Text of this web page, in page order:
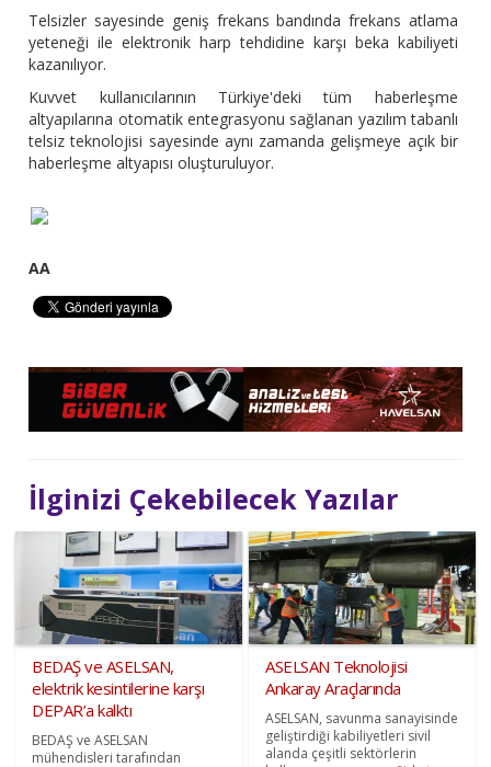
Telsizler sayesinde geniş frekans bandında frekans atlama
yeteneği ile elektronik harp tehdidine karşı beka kabiliyeti
kazanılıyor.
Kuvvet kullanıcılarının Türkiye'deki tüm haberleşme
altyapılarına otomatik entegrasyonu sağlanan yazılım tabanlı
telsiz teknolojisi sayesinde aynı zamanda gelişmeye açık bir
haberleşme altyapısı oluşturuluyor.
AA
İlginizi Çekebilecek Yazılar
BEDAŞ ve ASELSAN,
elektrik kesintilerine karşı
DEPAR’a kalktı
BEDAŞ ve ASELSAN
mühendisleri tarafından
ASELSAN Teknolojisi
Ankaray Araçlarında
ASELSAN, savunma sanayisinde
geliştirdiği kabiliyetleri sivil
alanda çeşitli sektörlerin